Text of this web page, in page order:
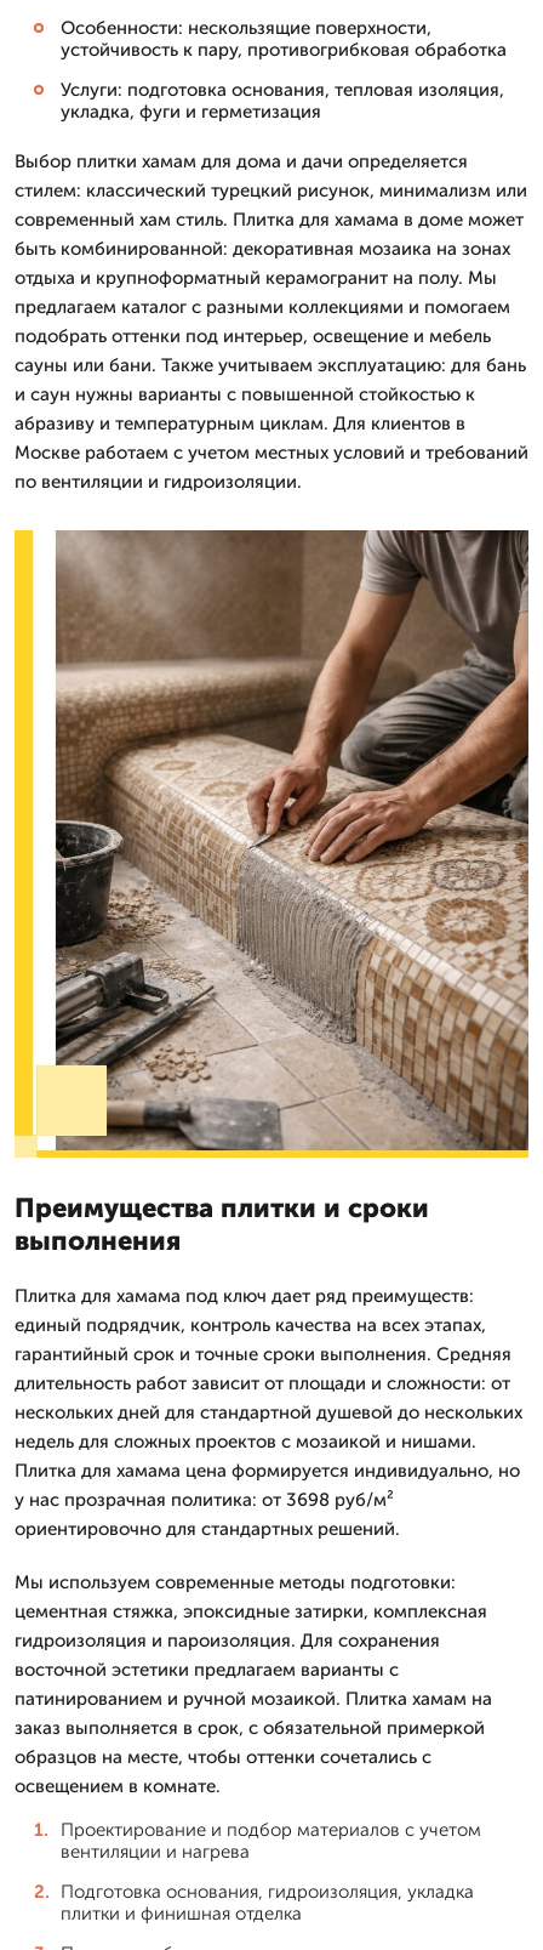
Особенности: нескользящие поверхности,
устойчивость к пару, противогрибковая обработка
Услуги: подготовка основания, тепловая изоляция,
укладка, фуги и герметизация
Выбор плитки хамам для дома и дачи определяется
стилем: классический турецкий рисунок, минимализм или
современный хам стиль. Плитка для хамама в доме может
быть комбинированной: декоративная мозаика на зонах
отдыха и крупноформатный керамогранит на полу. Мы
предлагаем каталог с разными коллекциями и помогаем
подобрать оттенки под интерьер, освещение и мебель
сауны или бани. Также учитываем эксплуатацию: для бань
и саун нужны варианты с повышенной стойкостью к
абразиву и температурным циклам. Для клиентов в
Москве работаем с учетом местных условий и требований
по вентиляции и гидроизоляции.
Преимущества плитки и сроки
выполнения
Плитка для хамама под ключ дает ряд преимуществ:
единый подрядчик, контроль качества на всех этапах,
гарантийный срок и точные сроки выполнения. Средняя
длительность работ зависит от площади и сложности: от
нескольких дней для стандартной душевой до нескольких
недель для сложных проектов с мозаикой и нишами.
Плитка для хамама цена формируется индивидуально, но
у нас прозрачная политика: от 3698 руб/м²
ориентировочно для стандартных решений.
Мы используем современные методы подготовки:
цементная стяжка, эпоксидные затирки, комплексная
гидроизоляция и пароизоляция. Для сохранения
восточной эстетики предлагаем варианты с
патинированием и ручной мозаикой. Плитка хамам на
заказ выполняется в срок, с обязательной примеркой
образцов на месте, чтобы оттенки сочетались с
освещением в комнате.
Проектирование и подбор материалов с учетом
вентиляции и нагрева
Подготовка основания, гидроизоляция, укладка
плитки и финишная отделка